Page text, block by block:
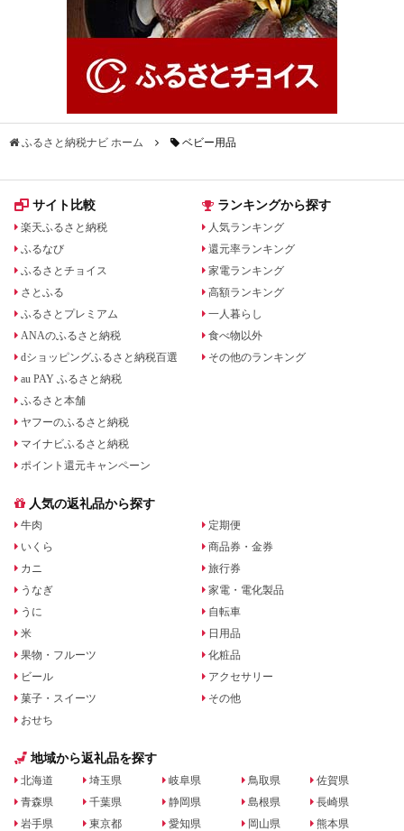
ふるさと納税ナビ ホーム ベビー用品
サイト比較
楽天ふるさと納税
ふるなび
ふるさとチョイス
さとふる
ふるさとプレミアム
ANAのふるさと納税
dショッピングふるさと納税百選
au PAY ふるさと納税
ふるさと本舗
ヤフーのふるさと納税
マイナビふるさと納税
ポイント還元キャンペーン
ランキングから探す
人気ランキング
還元率ランキング
家電ランキング
高額ランキング
一人暮らし
食べ物以外
その他のランキング
人気の返礼品から探す
牛肉
いくら
カニ
うなぎ
うに
米
果物・フルーツ
ビール
菓子・スイーツ
おせち
定期便
商品券・金券
旅行券
家電・電化製品
自転車
日用品
化粧品
アクセサリー
その他
地域から返礼品を探す
北海道
青森県
岩手県
埼玉県
千葉県
東京都
岐阜県
静岡県
愛知県
鳥取県
島根県
岡山県
佐賀県
長崎県
熊本県